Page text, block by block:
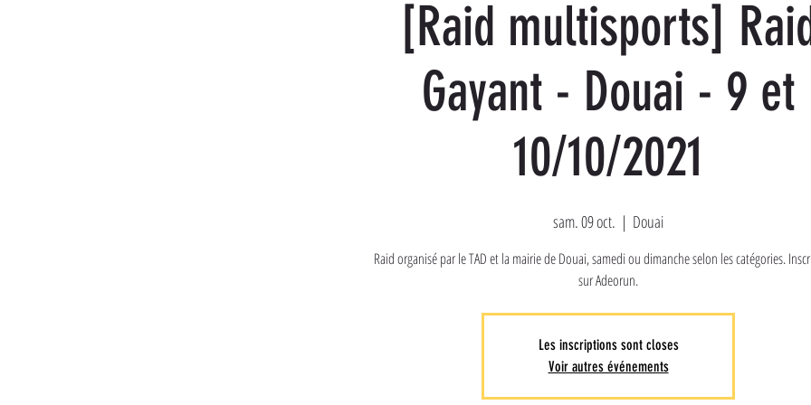
[Raid multisports]
Gayant - Douai - 9 et
10/10/2021
sam. 09 oct.
  |
Douai
Raid organisé par le TAD et la mairie de Douai, samedi ou dimanche selon les catégories.
sur Adeorun.
Les inscriptions sont closes
Voir autres événements